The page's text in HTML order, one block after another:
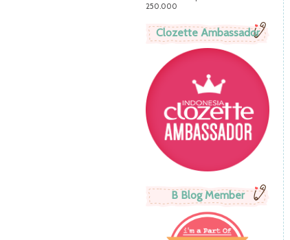
250.000
Clozette Ambassador
B Blog Member